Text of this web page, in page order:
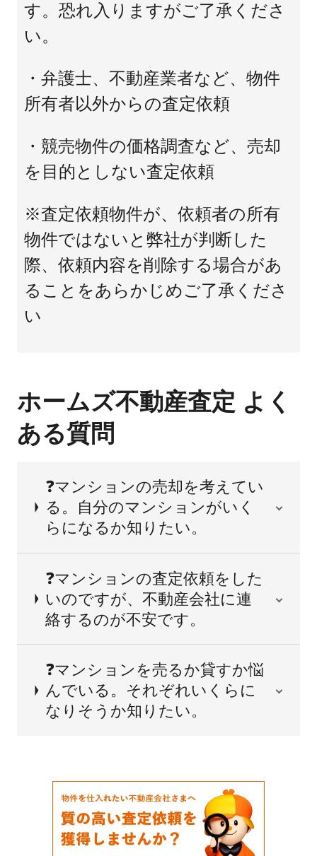
す。恐れ入りますがご了承くださ
い。
・弁護士、不動産業者など、物件
所有者以外からの査定依頼
・競売物件の価格調査など、売却
を目的としない査定依頼
※査定依頼物件が、依頼者の所有
物件ではないと弊社が判断した
際、依頼内容を削除する場合があ
ることをあらかじめご了承くださ
い
ホームズ不動産査定 よく
ある質問
❓マンションの売却を考えてい
る。自分のマンションがいく
らになるか知りたい。
❓マンションの査定依頼をした
いのですが、不動産会社に連
絡するのが不安です。
❓マンションを売るか貸すか悩
んでいる。それぞれいくらに
なりそうか知りたい。